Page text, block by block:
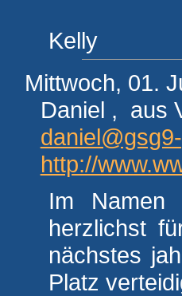
Kelly
Mittwoch, 01.
Daniel , aus
http://
Im Namen
herzlichst
nächstes
Platz